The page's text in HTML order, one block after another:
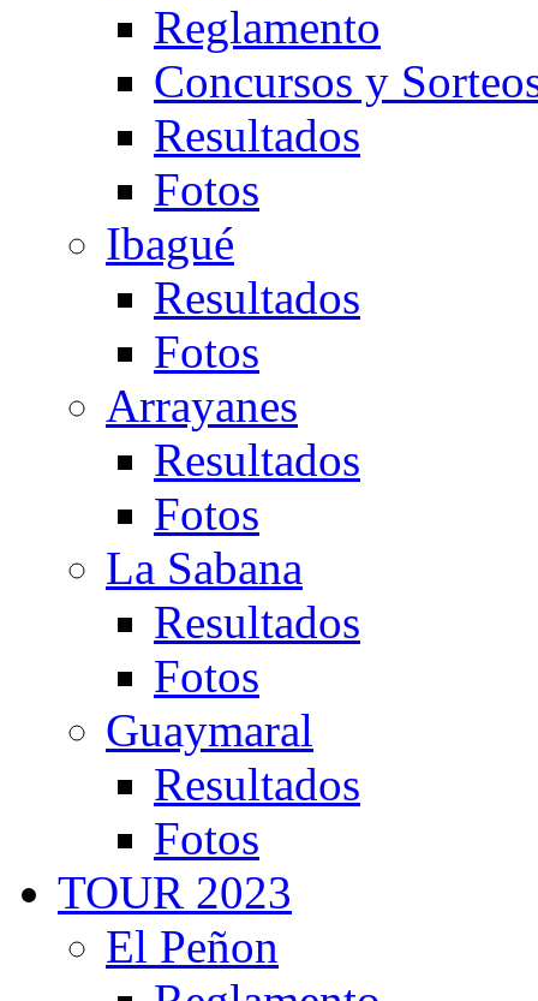
Reglamento
Concursos y
Resultados
Fotos
Ibagué
Resultados
Fotos
Arrayanes
Resultados
Fotos
La Sabana
Resultados
Fotos
Guaymaral
Resultados
Fotos
TOUR 2023
El Peñon